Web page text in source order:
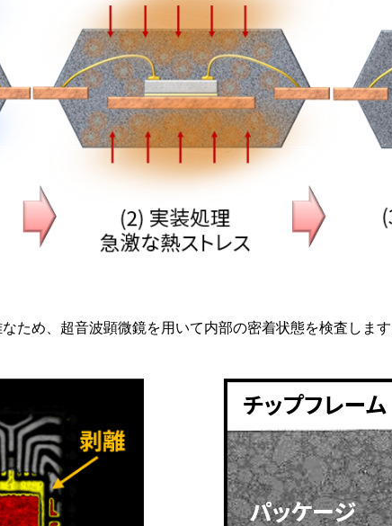
ため、超音波顕微鏡を用いて内部の密着状態を検査しま